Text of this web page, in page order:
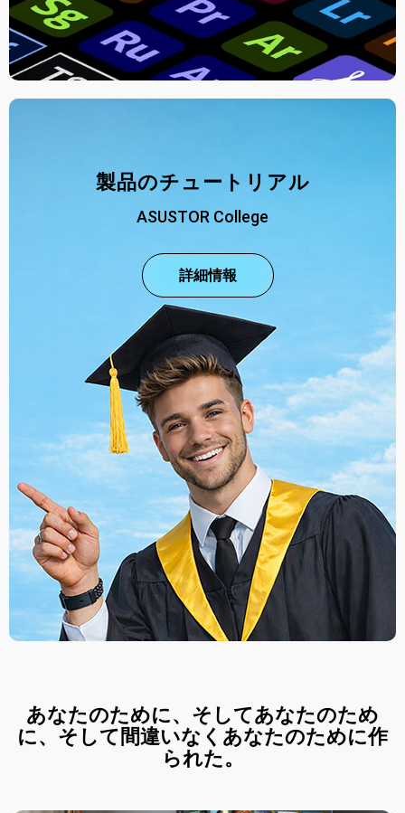
製品のチュートリアル
ASUSTOR College
詳細情報
あなたのために、そしてあなたのため
に、そして間違いなくあなたのために作
られた。